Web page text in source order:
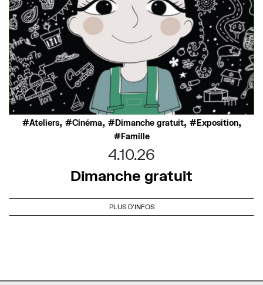
Ateliers, Cinéma, Dimanche gratuit, Exposition,
Famille
4.10.26
Dimanche gratuit
PLUS D'INFOS